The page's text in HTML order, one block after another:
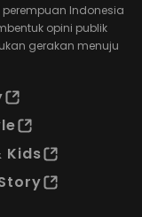
Indonesia
opini publik
gerakan menuju
Kids